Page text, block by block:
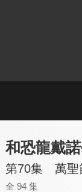
和恐龍戴
第70集 萬聖
全 94 集